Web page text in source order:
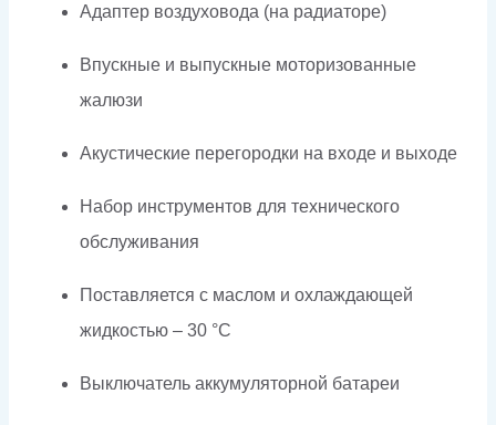
Адаптер воздуховода (на радиаторе)
Впускные и выпускные моторизованные
жалюзи
Акустические перегородки на входе и выходе
Набор инструментов для технического
обслуживания
Поставляется с маслом и охлаждающей
жидкостью – 30 °C
Выключатель аккумуляторной батареи